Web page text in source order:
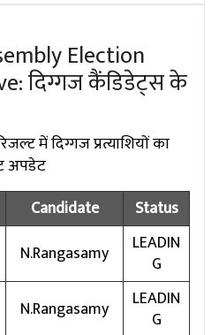
Election
दिग्गज कैंडिडेट्स के
में दिग्गज प्रत्याशियों का
अपडेट
Candidate
Status
N.Rangasamy
LEADIN
G
N.Rangasamy
LEADIN
G